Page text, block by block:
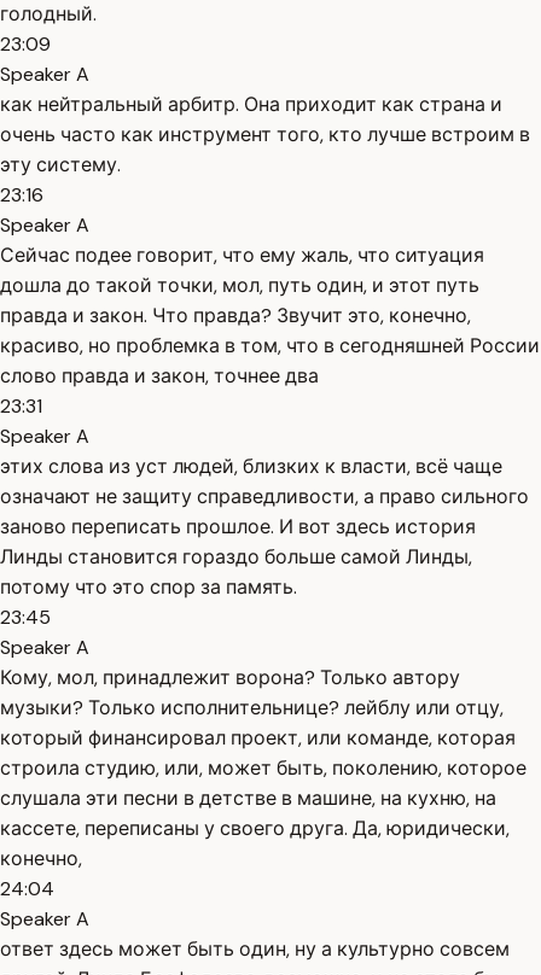
голодный.
23:09
Speaker A
как нейтральный арбитр. Она приходит как страна и
очень часто как инструмент того, кто лучше встроим в
эту систему.
23:16
Speaker A
Сейчас подее говорит, что ему жаль, что ситуация
дошла до такой точки, мол, путь один, и этот путь
правда и закон. Что правда? Звучит это, конечно,
красиво, но проблемка в том, что в сегодняшней России
слово правда и закон, точнее два
23:31
Speaker A
этих слова из уст людей, близких к власти, всё чаще
означают не защиту справедливости, а право сильного
заново переписать прошлое. И вот здесь история
Линды становится гораздо больше самой Линды,
потому что это спор за память.
23:45
Speaker A
Кому, мол, принадлежит ворона? Только автору
музыки? Только исполнительнице? лейблу или отцу,
который финансировал проект, или команде, которая
строила студию, или, может быть, поколению, которое
слушала эти песни в детстве в машине, на кухню, на
кассете, переписаны у своего друга. Да, юридически,
конечно,
24:04
Speaker A
ответ здесь может быть один, ну а культурно совсем